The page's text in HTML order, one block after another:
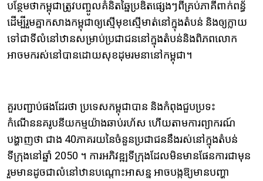
បន្ថែមថាកម្ពុជាត្រូវបញ្ចូលគំនិតឆ្នៃប្រឌិតផ្សេងៗពីគ្រប់ភាគីពាក់ពន្ធ័
ដើម្បីរួមគ្នាកសាងកម្ពុជាឲ្យស្មើមុខស្មើមាត់នៅក្នុងតំបន់ និងឲ្យក្លាយ
ទៅជាទីលំនៅឋានសម្រាប់ប្រជាជននៅក្នុងតំបន់និងពិភពលោក
អាចមករស់នៅបានដោយសុខដុមរមនានៅកម្ពុជា។
គួរបញ្ជាប់ផងដែរថា ប្រទេសកម្ពុជាបាន និងកំពុងជួបប្រទះ
កំណើននគរូបនីយកម្មយ៉ាងឆាប់រហ័ស ហើយតាមការព្យាករណ៍
បង្ហាញថា ជាង 40ភាគរយនៃចំនួនប្រជាជននឹងរស់នៅក្នុងតំបន់
ទីក្រុងនៅឆ្នាំ 2050 ។ ការអភិវឌ្ឍទីក្រុងដែលមិនមានផែនការជាមុន
រួមមានដូចជាលំនៅឋានបណ្ដោះអាសន្ន អាចបង្កឱ្យមានបញ្ហា